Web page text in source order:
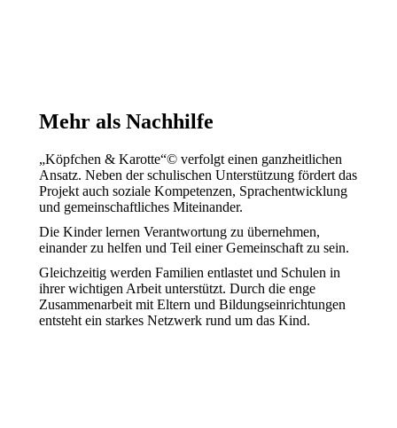
Mehr als Nachhilfe
„Köpfchen & Karotte“© verfolgt einen ganzheitlichen
Ansatz. Neben der schulischen Unterstützung fördert das
Projekt auch soziale Kompetenzen, Sprachentwicklung
und gemeinschaftliches Miteinander.
Die Kinder lernen Verantwortung zu übernehmen,
einander zu helfen und Teil einer Gemeinschaft zu sein.
Gleichzeitig werden Familien entlastet und Schulen in
ihrer wichtigen Arbeit unterstützt. Durch die enge
Zusammenarbeit mit Eltern und Bildungseinrichtungen
entsteht ein starkes Netzwerk rund um das Kind.